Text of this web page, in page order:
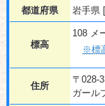
都道府県 岩手県
標高
108 メ
※標
住所
〒028-
ガール